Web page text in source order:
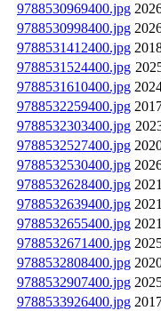
9788530969400.jpg
9788530998400.jpg
9788531412400.jpg
9788531524400.jpg
9788531610400.jpg
9788532259400.jpg
9788532303400.jpg
9788532527400.jpg
9788532530400.jpg
9788532628400.jpg
9788532639400.jpg
9788532655400.jpg
9788532671400.jpg
9788532808400.jpg
9788532907400.jpg
9788533926400.jpg